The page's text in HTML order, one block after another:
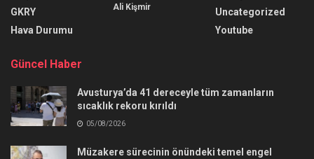
GKRY
Hava Durumu
Ali Kişmir
Uncategorized
Youtube
Güncel Haber
Avusturya’da 41 dereceyle tüm zamanların
sıcaklık rekoru kırıldı
05/08/2026
Müzakere sürecinin önündeki temel engel